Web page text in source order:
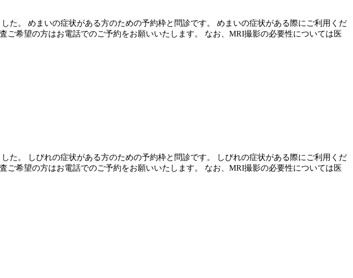
た。 めまいの症状がある方のための予約枠と問診です。 めまいの症状がある際にご利用くだ
希望の方はお電話でのご予約をお願いいたします。 なお、MRI撮影の必要性については医
た。 しびれの症状がある方のための予約枠と問診です。 しびれの症状がある際にご利用くだ
希望の方はお電話でのご予約をお願いいたします。 なお、MRI撮影の必要性については医